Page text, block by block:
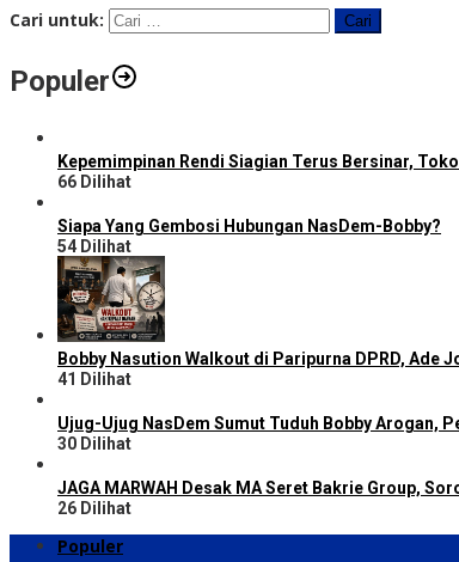
Cari untuk:
Populer
Kepemimpinan Rendi Siagian Terus Bersinar,
66 Dilihat
Siapa Yang Gembosi Hubungan NasDem-Bobby?
54 Dilihat
Bobby Nasution Walkout di Paripurna DPRD, Ade
41 Dilihat
Ujug-Ujug NasDem Sumut Tuduh Bobby Arogan,
30 Dilihat
JAGA MARWAH Desak MA Seret Bakrie Group,
26 Dilihat
Populer